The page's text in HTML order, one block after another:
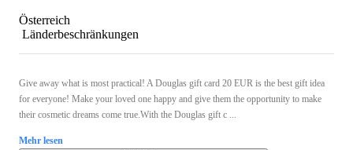
Österreich
Länderbeschränkungen
Give away what is most practical! A Douglas gift card 20 EUR is the best gift idea
for everyone! Make your loved one happy and give them the opportunity to make
their cosmetic dreams come true.With the Douglas gift c ...
Mehr lesen